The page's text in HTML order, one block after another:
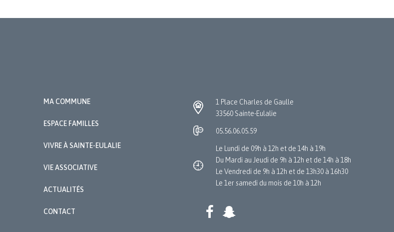
MA COMMUNE
ESPACE FAMILLES
VIVRE À SAINTE-EULALIE
VIE ASSOCIATIVE
ACTUALITÉS
CONTACT
1 Place Charles de Gaulle
33560 Sainte-Eulalie
05.56.06.05.59
Le Lundi de 09h à 12h et de 14h à 19h
Du Mardi au Jeudi de 9h à 12h et de 14h à 18h
Le Vendredi de 9h à 12h et de 13h30 à 16h30
Le 1er samedi du mois de 10h à 12h